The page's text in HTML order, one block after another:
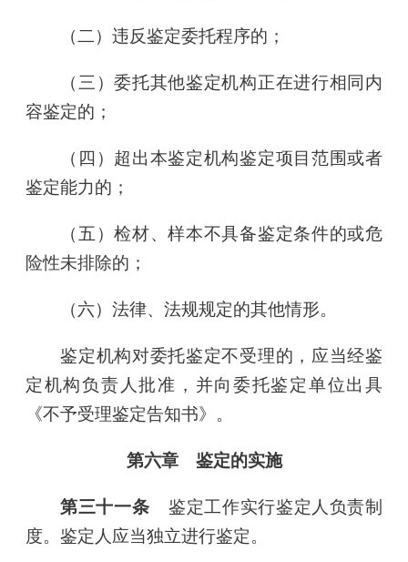
（二）违反鉴定委托程序的；
（三）委托其他鉴定机构正在进行相同内
容鉴定的；
（四）超出本鉴定机构鉴定项目范围或者
鉴定能力的；
（五）检材、样本不具备鉴定条件的或危
险性未排除的；
（六）法律、法规规定的其他情形。
鉴定机构对委托鉴定不受理的，应当经鉴
定机构负责人批准，并向委托鉴定单位出具
《不予受理鉴定告知书》。
第六章 鉴定的实施
第三十一条 鉴定工作实行鉴定人负责制
度。鉴定人应当独立进行鉴定。